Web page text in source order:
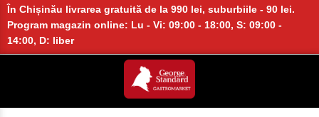
În Chișinău livrarea gratuită de la 990 lei, suburbiile - 90 lei.
Program magazin online: Lu - Vi: 09:00 - 18:00, S: 09:00 -
14:00, D: liber